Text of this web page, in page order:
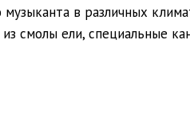
в различных
смолы ели, специальные